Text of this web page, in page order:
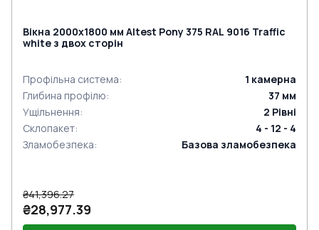
Вікна 2000x1800 мм Altest Pony 375 RAL 9016 Traffic
white з двох сторін
Профільна система: 1 камерна
Глибина профілю: 37 мм
Ущільнення: 2 Рівні
Склопакет:
4 - 12 - 4
Зламобезпека: Базова зламобезпека
₴41,396.27
₴28,977.39